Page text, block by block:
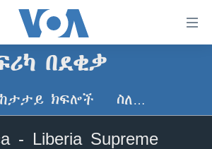
በደቂቃ
ክፍሎች ስለ…
- Liberia Supreme